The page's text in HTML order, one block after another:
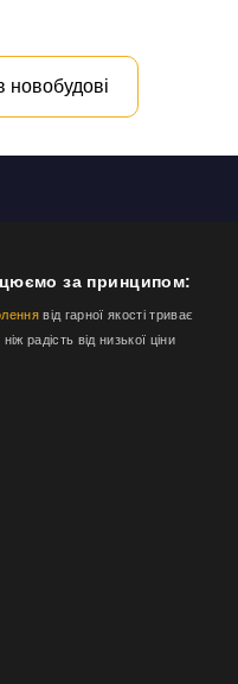
новобудові
за принципом:
від гарної якості триває
ніж радість від низької ціни